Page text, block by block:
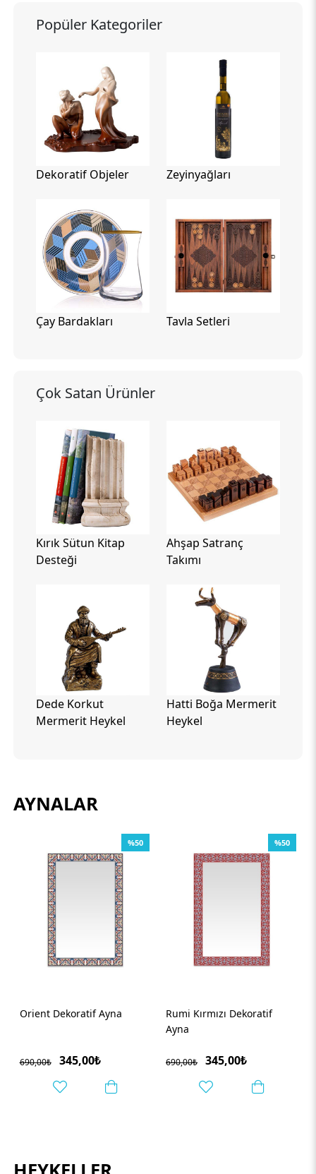
Popüler Kategoriler
Dekoratif Objeler Zeyinyağları
Çay Bardakları Tavla Setleri
Çok Satan Ürünler
Kırık Sütun Kitap
Desteği
Ahşap Satranç
Takımı
Dede Korkut
Mermerit Heykel
Hatti Boğa Mermerit
Heykel
AYNALAR
Rumi Kırmızı Dekoratif
345,00₺
690,00₺
%50
Çiçek Desenli Dekoratif
Ayna
190,00₺
380,00₺
%50